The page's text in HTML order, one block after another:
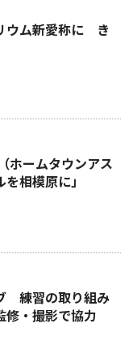
ウム新愛称に き
ホームタウンアス
相模原に」
練習の取り組み
・撮影で協力